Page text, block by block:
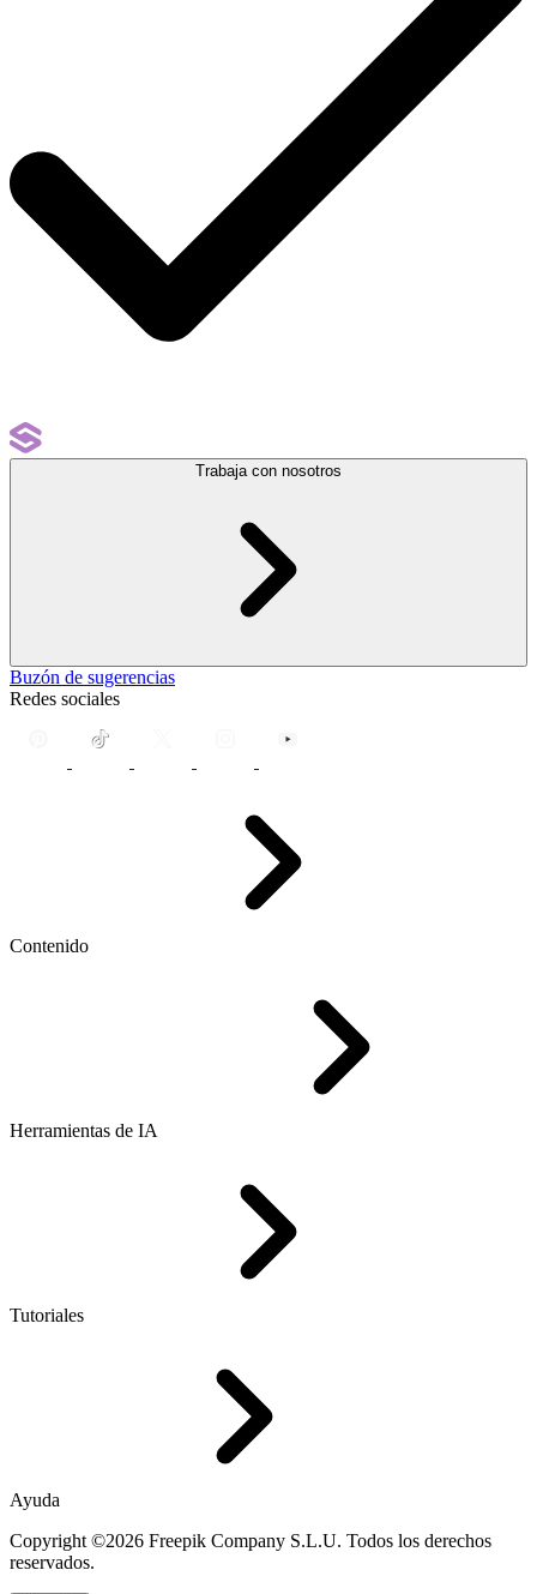
Trabaja con nosotros
Buzón de sugerencias
Redes sociales
Contenido
Herramientas de IA
Tutoriales
Ayuda
Copyright ©2026 Freepik Company S.L.U. Todos los derechos
reservados.